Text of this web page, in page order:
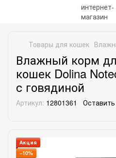
Товары для кошек
Влажный корм
кошек Dolina
с говядиной
Артикул: 12801361
Акция
−10%